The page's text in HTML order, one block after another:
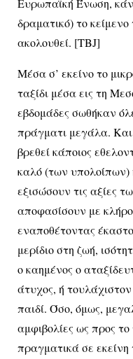
δραματικό) το
ακολουθεί. [ΤΒJ]
Μέσα σ’ εκείνο το
ταξίδι μέσα εις τη
εβδομάδες σωθήκαν
πράγματι μεγάλα. Και
βρεθεί κάποιος
καλό (των
εξισώσουν τις αξίες
αποφασίσουν με
εναποθέτοντας
μερίδιο στη ζωή,
ο καημένος ο
άτυχος, ή τουλάχιστον
παιδί. Όσο, όμως,
αμφιβολίες ως προς
πραγματικά σε